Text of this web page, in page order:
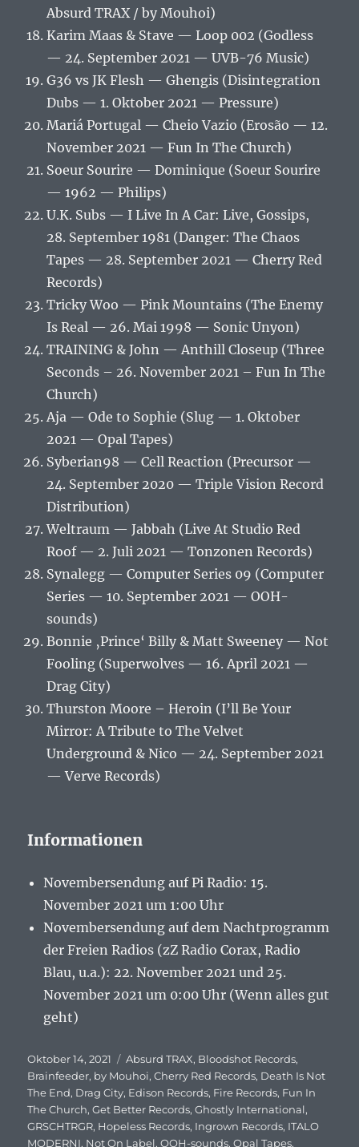
Absurd TRAX / by Mouhoi)
Karim Maas & Stave — Loop 002 (Godless
— 24. September 2021 — UVB-76 Music)
G36 vs JK Flesh — Ghengis (Disintegration
Dubs — 1. Oktober 2021 — Pressure)
Mariá Portugal — Cheio Vazio (Erosão — 12.
November 2021 — Fun In The Church)
Soeur Sourire — Dominique (Soeur Sourire
— 1962 — Philips)
U.K. Subs — I Live In A Car: Live, Gossips,
28. September 1981 (Danger: The Chaos
Tapes — 28. September 2021 — Cherry Red
Records)
Tricky Woo — Pink Mountains (The Enemy
Is Real — 26. Mai 1998 — Sonic Unyon)
TRAINING & John — Anthill Closeup (Three
Seconds – 26. November 2021 – Fun In The
Church)
Aja — Ode to Sophie (Slug — 1. Oktober
2021 — Opal Tapes)
Syberian98 — Cell Reaction (Precursor —
24. September 2020 — Triple Vision Record
Distribution)
Weltraum — Jabbah (Live At Studio Red
Roof — 2. Juli 2021 — Tonzonen Records)
Synalegg — Computer Series 09 (Computer
Series — 10. September 2021 — OOH-
sounds)
Bonnie ‚Prince‘ Billy & Matt Sweeney — Not
Fooling (Superwolves — 16. April 2021 —
Drag City)
Thurston Moore – Heroin (I’ll Be Your
Mirror: A Tribute to The Velvet
Underground & Nico — 24. September 2021
— Verve Records)
Informationen
Novembersendung auf Pi Radio: 15.
November 2021 um 1:00 Uhr
Novembersendung auf dem Nachtprogramm
der Freien Radios (zZ Radio Corax, Radio
Blau, u.a.): 22. November 2021 und 25.
November 2021 um 0:00 Uhr (Wenn alles gut
geht)
Veröffentlicht
am
Oktober 14, 2021 Schlagwörter
Absurd TRAX, Bloodshot Records,
Brainfeeder, by Mouhoi,Cherry Red Records, Death Is Not
The End, Drag City, Edison Records, Fire Records, Fun In
The Church,Get Better Records,Ghostly International,
GRSCHTRGR, Hopeless Records, Ingrown Records, ITALO
MODERNI, Not On Label,OOH-sounds,Opal Tapes,